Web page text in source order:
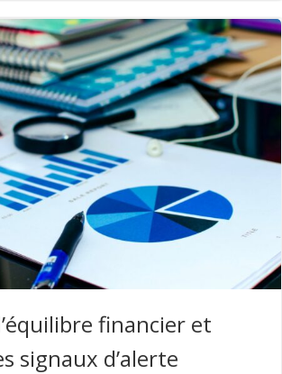
financier et
signaux d’alerte